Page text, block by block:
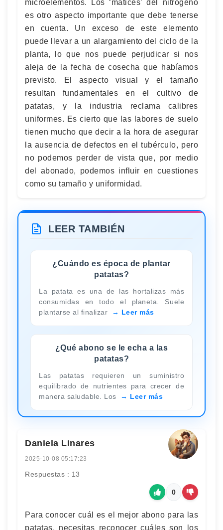
microelementos. Los ‘matices’ del nitrógeno
es otro aspecto importante que debe tenerse
en cuenta. Un exceso de este elemento
puede llevar a un alargamiento del ciclo de la
planta, lo que nos puede perjudicar si nos
aleja de la fecha de cosecha que habíamos
previsto. El aspecto visual y el tamaño
resultan fundamentales en el cultivo de
patatas, y la industria reclama calibres
uniformes. Es cierto que las labores de suelo
tienen mucho que decir a la hora de asegurar
la ausencia de defectos en el tubérculo, pero
no podemos perder de vista que, por medio
del abonado, podemos influir en cuestiones
como su tamaño y uniformidad.
LEER TAMBIÉN
¿Cuándo es época de plantar
patatas?
La patata es una de las hortalizas más
consumidas en todo el planeta. Suele
plantarse al finalizar
Leer más
¿Qué abono se le echa a las
patatas?
Las patatas requieren un suministro
equilibrado de nutrientes para crecer de
manera saludable. Los
Leer más
Daniela Linares
2025-10-08 05:17:23
Respuestas : 13
0
Para conocer cuál es el mejor abono para las
patatas, necesitas reconocer cuáles son los